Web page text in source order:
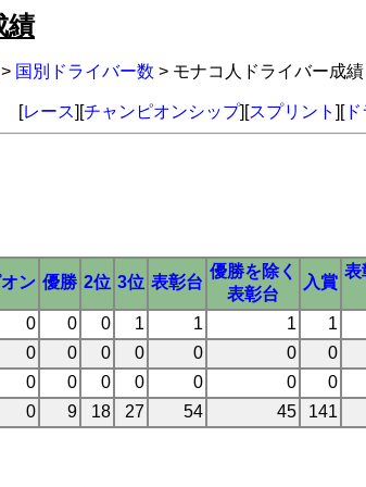
績
> 国別ドライバー数 > モナコ人ドライバー成績
[レース][チャンピオンシップ][スプリント ][ド
ン 優勝 2位 3位 表彰台
優勝を除く
表彰台
入賞
表
0 0 0 1 1 1 1
0 0 0 0 0 0 0
0 0 0 0 0 0 0
0 9 18 27 54 45 141